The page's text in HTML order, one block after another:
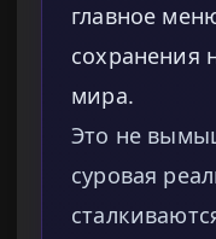
главное
сохранения
мира.
Это не
суровая